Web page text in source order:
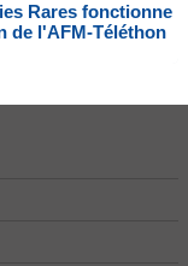
Rares fonctionne
de l'AFM-Téléthon